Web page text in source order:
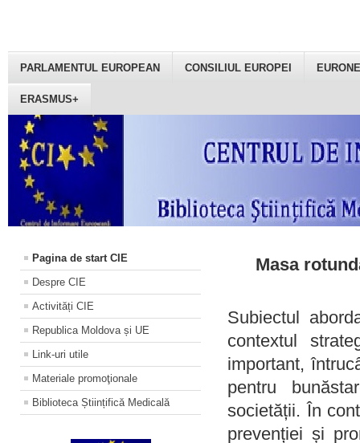
PARLAMENTUL EUROPEAN CONSILIUL EUROPEI
ERASMUS+
Pagina de start CIE
Despre CIE
Activități CIE
Republica Moldova și UE
Link-uri utile
Materiale promoţionale
Biblioteca Științifică Medicală
Masa
Subiectul
contextul
important,
pentru
societății. În
prevenției și